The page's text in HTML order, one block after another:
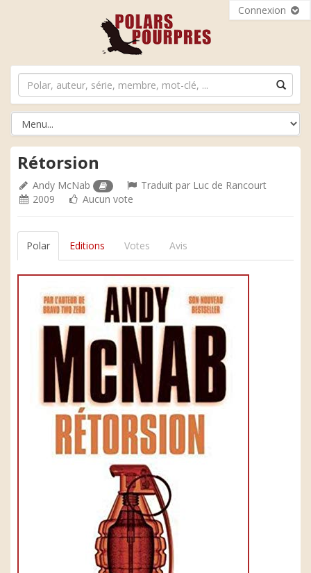
Connexion
Rétorsion
Andy McNab Traduit par Luc de Rancourt
2009
Aucun vote
Polar Editions Votes Avis